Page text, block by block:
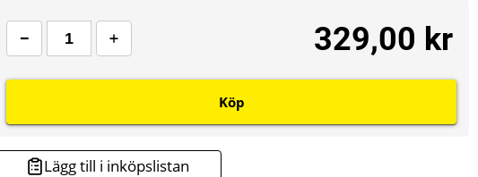
329,00 kr
Köp
Lägg till i inköpslistan